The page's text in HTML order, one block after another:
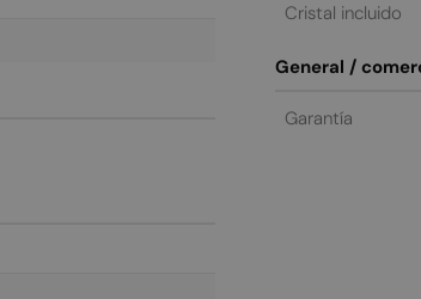
Cristal incluido
General /
Garantía